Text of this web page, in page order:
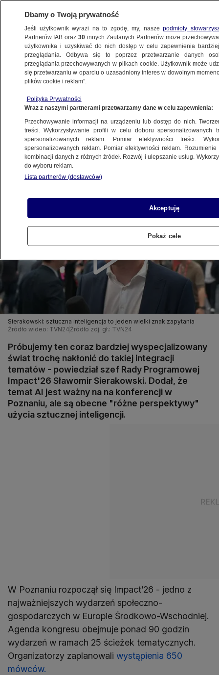
POLSKA
wielki znak zapytania
Adrian Wróbel
13.05.2026, 13:20
Posłuchaj artykułu
Czyta lektor AI
Sierakowski: sztuczna inteligencja to jeden wielki znak zapytania
Źródło wideo: TVN24 Źródło zdj. gł.: TVN24
Próbujemy ten coraz bardziej wyspecjalizowany
świat trochę nakłonić do takiej integracji
tematów - powiedział szef Rady Programowej
Impact'26 Sławomir Sierakowski. Dodał, że
temat AI jest ważny na na konferencji w
Poznaniu, ale są obecne "różne perspektywy"
użycia sztucznej inteligencji.
W Poznaniu rozpoczął się Impact’26 - jedno z
najważniejszych wydarzeń społeczno-
gospodarczych w Europie Środkowo-Wschodniej.
Agenda kongresu obejmuje ponad 90 godzin
wydarzeń w ramach 25 ścieżek tematycznych.
Organizatorzy zaplanowali wystąpienia 650
mówców.
Dbamy o Twoją prywatność
Jeśli użytkownik wyrazi na to zgodę, my, naszepodmioty
Partnerów IAB oraz30 innych Zaufanych Partnerów może
użytkownika i uzyskiwać do nich dostęp w celu zapewnienia
przeglądania. Odbywa się to poprzez przetwarzanie danych
przeglądania przechowywanych w plikach cookie. Użytkownik może
się przetwarzaniu w oparciu o uzasadniony interes w dowolnym
plików cookie i reklam”.
Polityka Prywatności
Wraz z naszymi partnerami przetwarzamy dane w celu zapewnienia:
Przechowywanie informacji na urządzeniu lub dostęp do nich.
treści. Wykorzystywanie profili w celu doboru spersonalizowanych
spersonalizowanych reklam. Pomiar efektywności treści.
spersonalizowanych reklam. Pomiar efektywności reklam.
kombinacji danych z różnych źródeł. Rozwój i ulepszanie usług.
do wyboru reklam.
Lista partnerów (dostawców)
Akceptuję
Pokaż cele